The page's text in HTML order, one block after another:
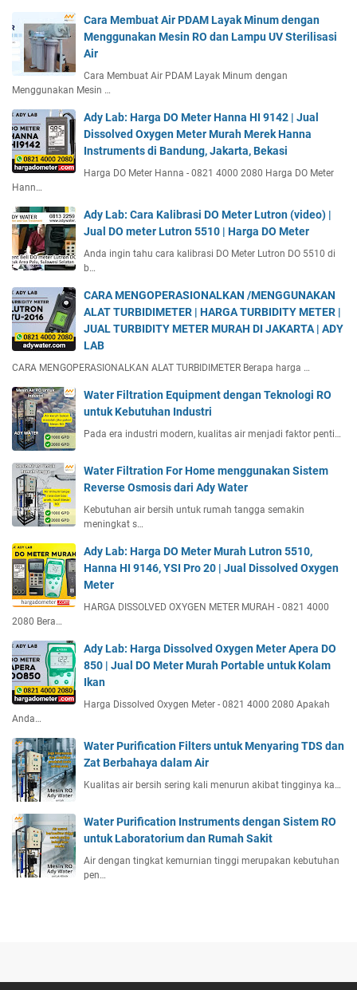
Cara Membuat Air PDAM Layak Minum dengan
Menggunakan Mesin RO dan Lampu UV Sterilisasi
Air
Cara Membuat Air PDAM Layak Minum dengan
Menggunakan Mesin …
Ady Lab: Harga DO Meter Hanna HI 9142 | Jual
Dissolved Oxygen Meter Murah Merek Hanna
Instruments di Bandung, Jakarta, Bekasi
Harga DO Meter Hanna - 0821 4000 2080 Harga DO Meter
Hann…
Ady Lab: Cara Kalibrasi DO Meter Lutron (video) |
Jual DO meter Lutron 5510 | Harga DO Meter
Anda ingin tahu cara kalibrasi DO Meter Lutron DO 5510 di
b…
CARA MENGOPERASIONALKAN /MENGGUNAKAN
ALAT TURBIDIMETER | HARGA TURBIDITY METER |
JUAL TURBIDITY METER MURAH DI JAKARTA | ADY
LAB
CARA MENGOPERASIONALKAN ALAT TURBIDIMETER Berapa harga …
Water Filtration Equipment dengan Teknologi RO
untuk Kebutuhan Industri
Pada era industri modern, kualitas air menjadi faktor penti…
Water Filtration For Home menggunakan Sistem
Reverse Osmosis dari Ady Water
Kebutuhan air bersih untuk rumah tangga semakin
meningkat s…
Ady Lab: Harga DO Meter Murah Lutron 5510,
Hanna HI 9146, YSI Pro 20 | Jual Dissolved Oxygen
Meter
HARGA DISSOLVED OXYGEN METER MURAH - 0821 4000
2080 Bera…
Ady Lab: Harga Dissolved Oxygen Meter Apera DO
850 | Jual DO Meter Murah Portable untuk Kolam
Ikan
Harga Dissolved Oxygen Meter - 0821 4000 2080 Apakah
Anda…
Water Purification Filters untuk Menyaring TDS dan
Zat Berbahaya dalam Air
Kualitas air bersih sering kali menurun akibat tingginya ka…
Water Purification Instruments dengan Sistem RO
untuk Laboratorium dan Rumah Sakit
Air dengan tingkat kemurnian tinggi merupakan kebutuhan
pen…